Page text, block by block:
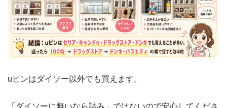
uピンはダイソー以外でも買えます。
「ダイソーに無いなら詰み」ではないので安心してくださ